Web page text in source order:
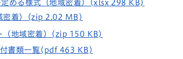
定める様式（地域密着）(xlsx 298 KB)
密着）(zip 2.02 MB)
（地域密着）(zip 150 KB)
付書類一覧(pdf 463 KB)